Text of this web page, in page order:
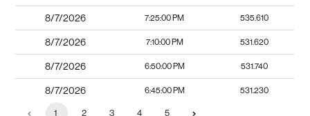
8/7/2026 7:25:00 PM 535.610
8/7/2026 7:10:00 PM 531.620
8/7/2026 6:50:00 PM 531.740
8/7/2026 6:45:00 PM 531.230
1 2 3 4 5